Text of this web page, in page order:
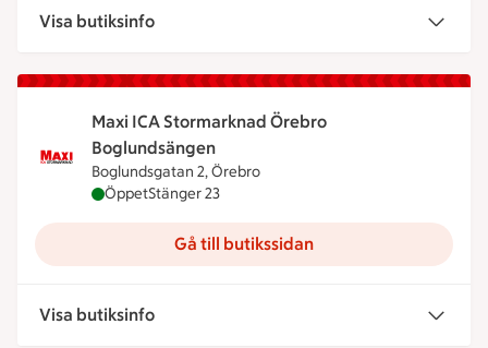
Visa butiksinfo
Maxi ICA Stormarknad Örebro
Boglundsängen
Boglundsgatan 2, Örebro
Maxi ICA Stormarknad Örebro Boglundsängen är
ÖppetStänger 23
Gå till butikssidan
Visa butiksinfo